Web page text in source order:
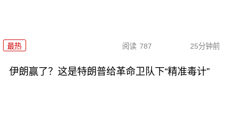
最热 阅读 787 25分钟前
伊朗赢了？这是特朗普给革命卫队下“精准毒计”